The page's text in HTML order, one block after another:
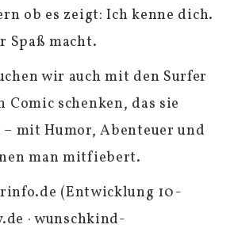
ob es zeigt: Ich kenne dich.
Spaß macht.
wir auch mit den Surfer
Comic schenken, das sie
mit Humor, Abenteuer und
man mitfiebert.
(Entwicklung 10-
· wunschkind-